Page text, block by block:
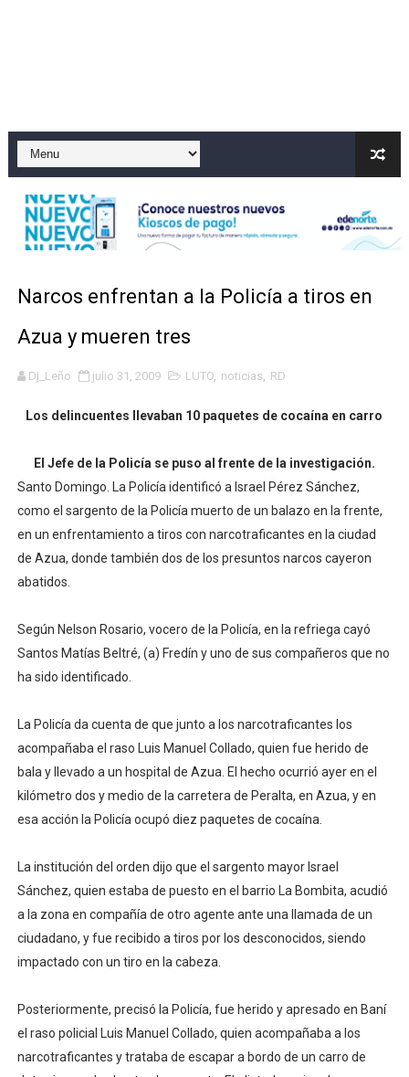
Gobierno español afirma retorno de 70.000 migrantes
Operativo en Barahona: desmantelan fábrica de
Autoridades indagan muerte de mujer en La Zurza,
Accidente en Verón deja un motorista fallecido y otra
Discusión familiar termina en muerte de un joven en
Narcos enfrentan a la Policía a tiros en
Azua y mueren tres
Dj_Leño julio 31, 2009 LUTO, noticias, RD
Los delincuentes llevaban 10 paquetes de cocaína en carro
El Jefe de la Policía se puso al frente de la investigación.
Santo Domingo. La Policía identificó a Israel Pérez Sánchez,
como el sargento de la Policía muerto de un balazo en la frente,
en un enfrentamiento a tiros con narcotraficantes en la ciudad
de Azua, donde también dos de los presuntos narcos cayeron
abatidos.
Según Nelson Rosario, vocero de la Policía, en la refriega cayó
Santos Matías Beltré, (a) Fredín y uno de sus compañeros que no
ha sido identificado.
La Policía da cuenta de que junto a los narcotraficantes los
acompañaba el raso Luis Manuel Collado, quien fue herido de
bala y llevado a un hospital de Azua. El hecho ocurrió ayer en el
kilómetro dos y medio de la carretera de Peralta, en Azua, y en
esa acción la Policía ocupó diez paquetes de cocaína.
La institución del orden dijo que el sargento mayor Israel
Sánchez, quien estaba de puesto en el barrio La Bombita, acudió
a la zona en compañía de otro agente ante una llamada de un
ciudadano, y fue recibido a tiros por los desconocidos, siendo
impactado con un tiro en la cabeza.
Posteriormente, precisó la Policía, fue herido y apresado en Baní
el raso policial Luis Manuel Collado, quien acompañaba a los
narcotraficantes y trataba de escapar a bordo de un carro de